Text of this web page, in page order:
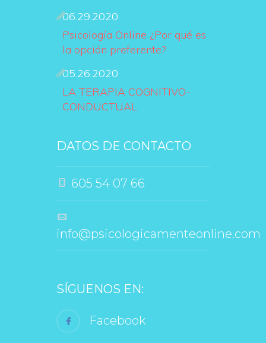
06.29.2020
Psicología Online ¿Por qué es
la opción preferente?
05.26.2020
LA TERAPIA COGNITIVO-
CONDUCTUAL.
DATOS DE CONTACTO
605 54 07 66
info@psicologicamenteonline.com
SÍGUENOS EN:
Facebook